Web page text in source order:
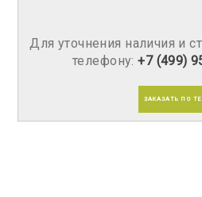
Для уточнения наличия и
телефону:+7 (499)
ЗАКАЗАТЬ ПО